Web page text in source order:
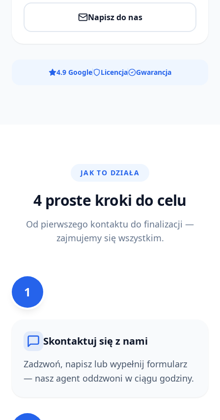
Napisz do nas
4.9 Google Licencja Gwarancja
JAK TO DZIAŁA
4 proste kroki do celu
Od pierwszego kontaktu do finalizacji —
zajmujemy się wszystkim.
1
Skontaktuj się z nami
Zadzwoń, napisz lub wypełnij formularz
— nasz agent oddzwoni w ciągu godziny.